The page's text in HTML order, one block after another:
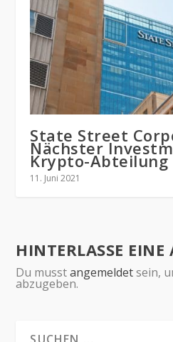
State Street
Nächster
Krypto-Abteilung
11. Juni 2021
HINTERLASSE
Du musstangemeldetsein,
abzugeben.